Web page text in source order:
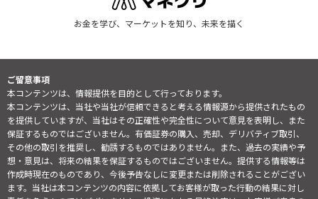
お金を学び、マーケットを知り、未来を描く
ご留意事項
本コンテンツは、情報提供を目的として行っております。
本コンテンツは、当社や当社が信頼できると考える情報源から提供されたもの
を提供していますが、当社はその正確性や完全性について意見を表明し、また
保証するものではございません。有価証券の購入、売却、デリバティブ取引、
その他の取引を推奨し、勧誘するものではありません。また、過去の実績や予
想・意見は、将来の結果を保証するものではございません。提供する情報等は
作成時現在のものであり、今後予告なしに変更または削除されることがござい
ます。当社は本コンテンツの内容に依拠してお客様が取った行動の結果に対し